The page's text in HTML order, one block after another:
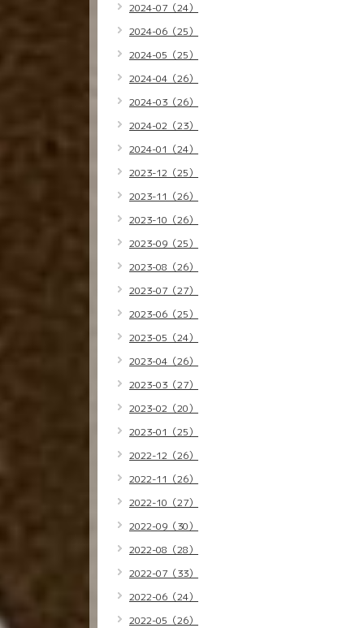
2024-07（24）
2024-06（25）
2024-05（25）
2024-04（26）
2024-03（26）
2024-02（23）
2024-01（24）
2023-12（25）
2023-11（26）
2023-10（26）
2023-09（25）
2023-08（26）
2023-07（27）
2023-06（25）
2023-05（24）
2023-04（26）
2023-03（27）
2023-02（20）
2023-01（25）
2022-12（26）
2022-11（26）
2022-10（27）
2022-09（30）
2022-08（28）
2022-07（33）
2022-06（24）
2022-05（26）